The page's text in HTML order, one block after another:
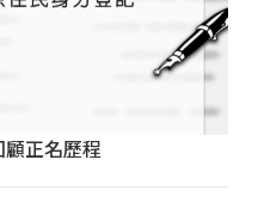
正名歷程